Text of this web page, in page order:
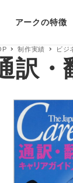
アークの特徴
制作実績 ビジ
訳・